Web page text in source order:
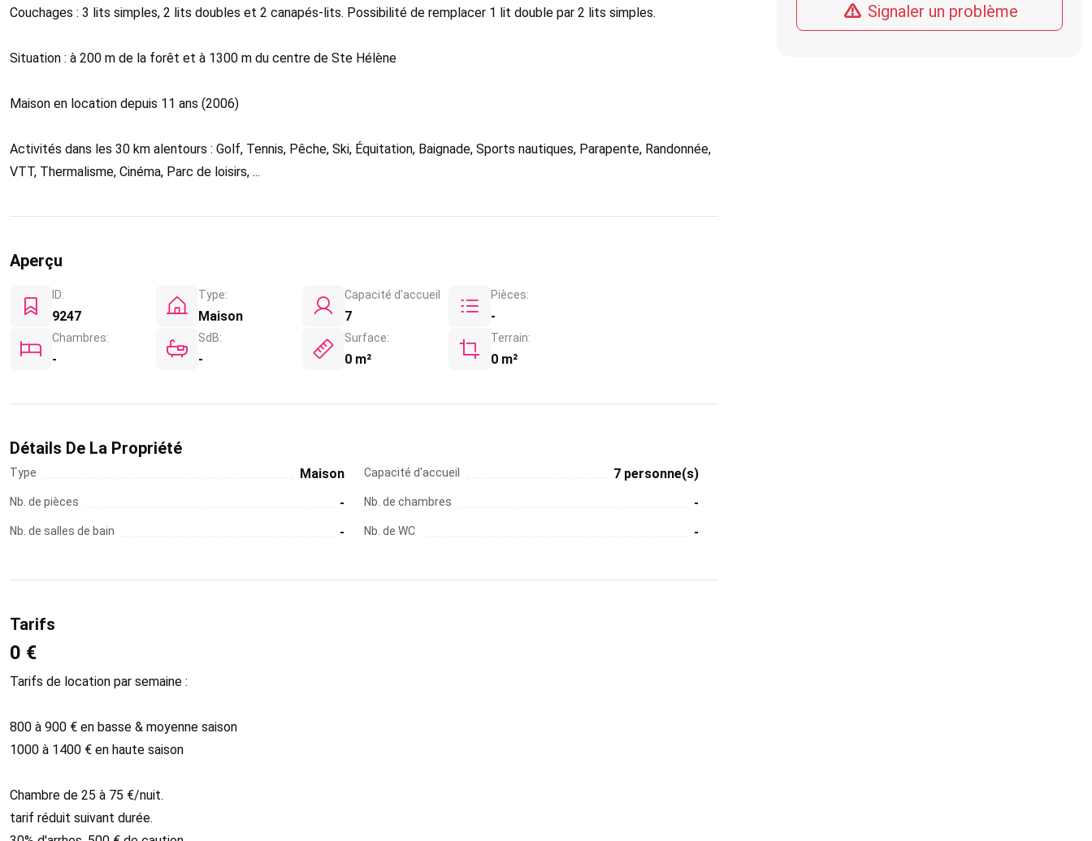
Couchages : 3 lits simples, 2 lits doubles et 2 canapés-lits. Possibilité de remplacer 1 lit double par 2 lits simples.
Situation : à 200 m de la forêt et à 1300 m du centre de Ste Hélène
Maison en location depuis 11 ans (2006)
Activités dans les 30 km alentours : Golf, Tennis, Pêche, Ski, Équitation, Baignade, Sports nautiques, Parapente, Randonnée,
VTT, Thermalisme, Cinéma, Parc de loisirs, ...
Aperçu
ID:
9247
Type:
Maison
Capacité d'accueil
7
Pièces:
-
Chambres:
-
SdB:
-
Surface:
0 m²
Terrain:
0 m²
Détails De La Propriété
Type Maison Capacité d'accueil 7 personne(s)
Nb. de pièces - Nb. de chambres -
Nb. de salles de bain - Nb. de WC -
Tarifs
0 €
Tarifs de location par semaine :
800 à 900 € en basse & moyenne saison
1000 à 1400 € en haute saison
Chambre de 25 à 75 €/nuit.
tarif réduit suivant durée.
Signaler un problème